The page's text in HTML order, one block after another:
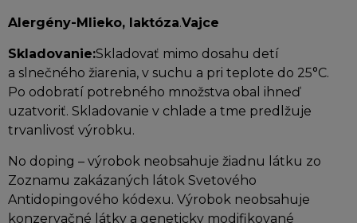
Alergény-Mlieko, laktóza.Vajce
Skladovanie:Skladovať mimo dosahu detí
a slnečného žiarenia, v suchu a pri teplote do 25°C.
Po odobratí potrebného množstva obal ihneď
uzatvoriť. Skladovanie v chlade a tme predlžuje
trvanlivosť výrobku.
No doping – výrobok neobsahuje žiadnu látku zo
Zoznamu zakázaných látok Svetového
Antidopingového kódexu. Výrobok neobsahuje
konzervačné látky a geneticky modifikované